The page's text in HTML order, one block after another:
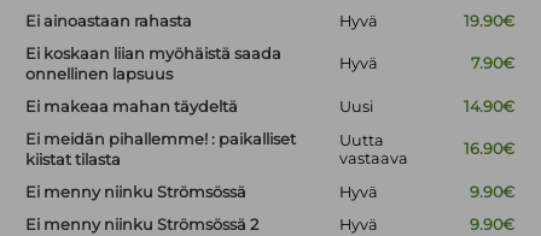
Ei ainoastaan rahasta Hyvä
19.90€
Ei koskaan liian myöhäistä saada
onnellinen lapsuus
Hyvä 7.90€
Ei makeaa mahan täydeltä Uusi
14.90€
Ei meidän pihallemme! : paikalliset
kiistat tilasta
Uutta
vastaava
16.90€
Ei menny niinku Strömsössä Hyvä
9.90€
Ei menny niinku Strömsössä 2
Hyvä
9.90€